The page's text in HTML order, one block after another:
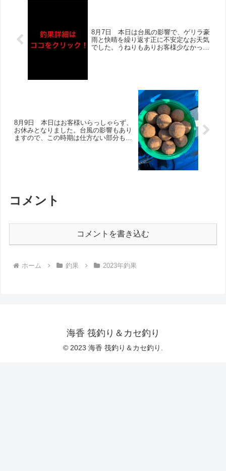
8月7日 本日は台風の影響で、ゲリラ豪
雨と快晴を繰り返す正に不安定なお天気
でした。うねりもありお客様少なかった
8月9日 本日はお客様いらっしゃらず、
お休みとなりました。台風の影響もあり
ますので、この時期は仕方ない部分もあ
コメント
コメントを書き込む
ホーム 釣果 2023年釣果
海香 筏釣り＆カセ釣り
© 2023 海香 筏釣り＆カセ釣り.